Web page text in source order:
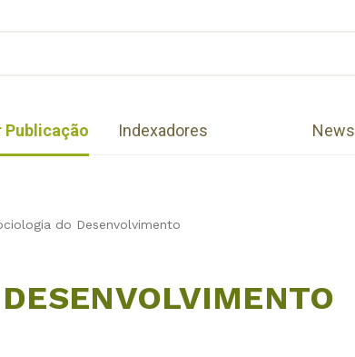
Publicação Indexadores News
do Desenvolvimento